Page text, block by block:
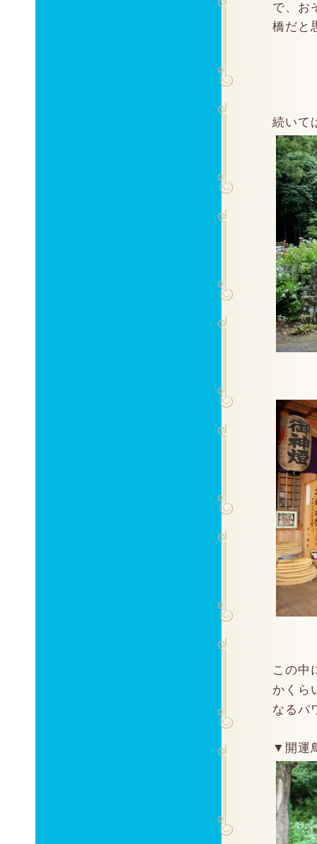
で、お
橋だと
続いて
この中
かくら
なるパ
▼開運